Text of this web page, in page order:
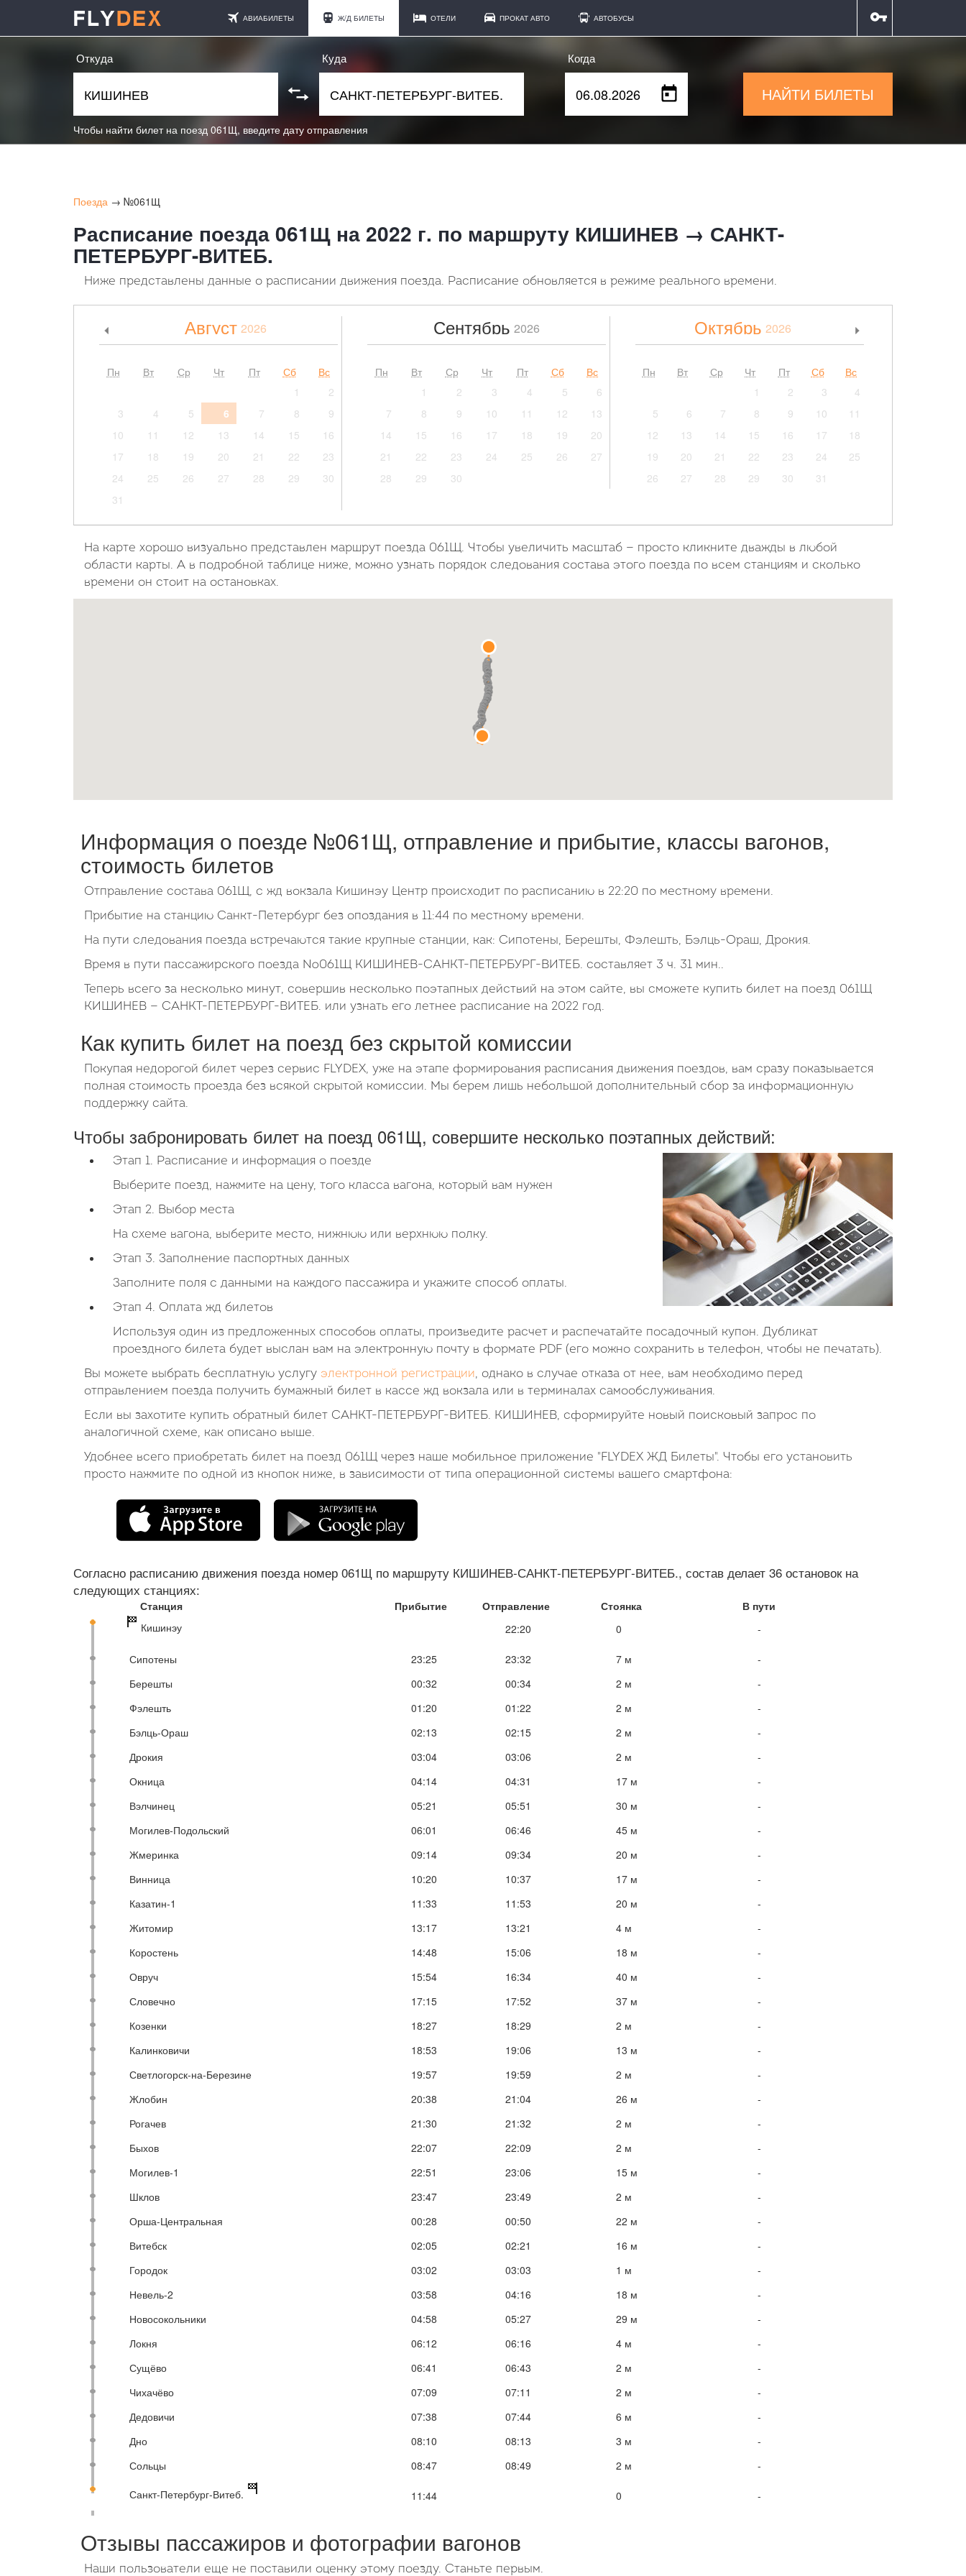
АВИАБИЛЕТЫ Ж/Д БИЛЕТЫ ОТЕЛИ ПРОКАТ АВТО АВТОБУСЫ
Откуда Куда Когда
НАЙТИ БИЛЕТЫ
Чтобы найти билет на поезд 061Щ, введите дату отправления
Поезда → №061Щ
Расписание поезда 061Щ на 2022 г. по маршруту КИШИНЕВ → САНКТ-
ПЕТЕРБУРГ-ВИТЕБ.
Ниже представлены данные о расписании движения поезда. Расписание обновляется в режиме реального времени.
Август 2026
Пн Вт Ср Чт Пт Сб
Вс
1
2
3
4 5 6 7 8
9
10
11 12 13 14 15
16
17
18 19 20 21 22
23
24
25 26 27 28 29
30
31
Сентябрь 2026
Пн Вт Ср Чт Пт Сб
Вс
1
2 3 4 5
6
7
8 9 10 11 12
13
14
15 16 17 18 19
20
21
22 23 24 25 26
27
28
29 30
Октябрь 2026
Пн Вт Ср Чт Пт Сб
Вс
1
2 3
4
5
6 7 8 9 10
11
12
13 14 15 16 17
18
19
20 21 22 23 24
25
26
27 28 29 30 31
На карте хорошо визуально представлен маршрут поезда 061Щ. Чтобы увеличить масштаб — просто кликните дважды в любой
области карты. А в подробной таблице ниже, можно узнать порядок следования состава этого поезда по всем станциям и сколько
времени он стоит на остановках.
Информация о поезде №061Щ, отправление и прибытие, классы вагонов,
стоимость билетов
Отправление состава 061Щ, с жд вокзала Кишинэу Центр происходит по расписанию в 22:20 по местному времени.
Прибытие на станцию Санкт-Петербург без опоздания в 11:44 по местному времени.
На пути следования поезда встречаются такие крупные станции, как: Сипотены, Берешты, Фэлешть, Бэлць-Ораш, Дрокия.
Время в пути пассажирского поезда №061Щ КИШИНЕВ-САНКТ-ПЕТЕРБУРГ-ВИТЕБ. составляет 3 ч. 31 мин..
Теперь всего за несколько минут, совершив несколько поэтапных действий на этом сайте, вы сможете купить билет на поезд 061Щ
КИШИНЕВ — САНКТ-ПЕТЕРБУРГ-ВИТЕБ. или узнать его летнее расписание на 2022 год.
Как купить билет на поезд без скрытой комиссии
Покупая недорогой билет через сервис FLYDEX, уже на этапе формирования расписания движения поездов, вам сразу показывается
полная стоимость проезда без всякой скрытой комиссии. Мы берем лишь небольшой дополнительный сбор за информационную
поддержку сайта.
Чтобы забронировать билет на поезд 061Щ, совершите несколько поэтапных действий:
Этап 1. Расписание и информация о поезде
Выберите поезд, нажмите на цену, того класса вагона, который вам нужен
Этап 2. Выбор места
На схеме вагона, выберите место, нижнюю или верхнюю полку.
Этап 3. Заполнение паспортных данных
Заполните поля с данными на каждого пассажира и укажите способ оплаты.
Этап 4. Оплата жд билетов
Используя один из предложенных способов оплаты, произведите расчет и распечатайте посадочный купон. Дубликат
проездного билета будет выслан вам на электронную почту в формате PDF (его можно сохранить в телефон, чтобы не печатать).
Вы можете выбрать бесплатную услугу электронной регистрации, однако в случае отказа от нее, вам необходимо перед
отправлением поезда получить бумажный билет в кассе жд вокзала или в терминалах самообслуживания.
Если вы захотите купить обратный билет САНКТ-ПЕТЕРБУРГ-ВИТЕБ. КИШИНЕВ, сформируйте новый поисковый запрос по
аналогичной схеме, как описано выше.
Удобнее всего приобретать билет на поезд 061Щ через наше мобильное приложение "FLYDEX ЖД Билеты". Чтобы его установить
просто нажмите по одной из кнопок ниже, в зависимости от типа операционной системы вашего смартфона:
Согласно расписанию движения поезда номер 061Щ по маршруту КИШИНЕВ-САНКТ-ПЕТЕРБУРГ-ВИТЕБ., состав делает 36 остановок на
следующих станциях:
Станция Прибытие Отправление Стоянка
В пути
Кишинэу
22:20 0 -
Сипотены 23:25 23:32 7 м
-
Берешты
00:32 00:34 2 м
-
Фэлешть
01:20 01:22 2 м
-
Бэлць-Ораш
02:13 02:15 2 м
-
Дрокия
03:04 03:06 2 м
-
Окница
04:14 04:31 17 м
-
Вэлчинец
05:21 05:51 30 м
-
Могилев-Подольский
06:01 06:46 45 м
-
Жмеринка
09:14 09:34 20 м
-
Винница
10:20 10:37 17 м
-
Казатин-1
11:33 11:53 20 м
-
Житомир
13:17 13:21 4 м
-
Коростень
14:48 15:06 18 м
-
Овруч
15:54 16:34 40 м
-
Словечно
17:15 17:52 37 м
-
Козенки
18:27 18:29 2 м
-
Калинковичи
18:53 19:06 13 м
-
Светлогорск-на-Березине
19:57 19:59 2 м
-
Жлобин
20:38 21:04 26 м
-
Рогачев
21:30 21:32 2 м
-
Быхов
22:07 22:09 2 м
-
Могилев-1
22:51 23:06 15 м
-
Шклов
23:47 23:49 2 м
-
Орша-Центральная
00:28 00:50 22 м
-
Витебск
02:05 02:21 16 м
-
Городок
03:02 03:03 1 м
-
Невель-2
03:58 04:16 18 м
-
Новосокольники
04:58 05:27 29 м
-
Локня
06:12 06:16 4 м
-
Сущёво
06:41 06:43 2 м
-
Чихачёво
07:09 07:11 2 м
-
Дедовичи
07:38 07:44 6 м
-
Дно
08:10 08:13 3 м
-
Сольцы
08:47 08:49 2 м
-
Санкт-Петербург-Витеб.
11:44 0 -
Отзывы пассажиров и фотографии вагонов
Наши пользователи еще не поставили оценку этому поезду. Станьте первым.